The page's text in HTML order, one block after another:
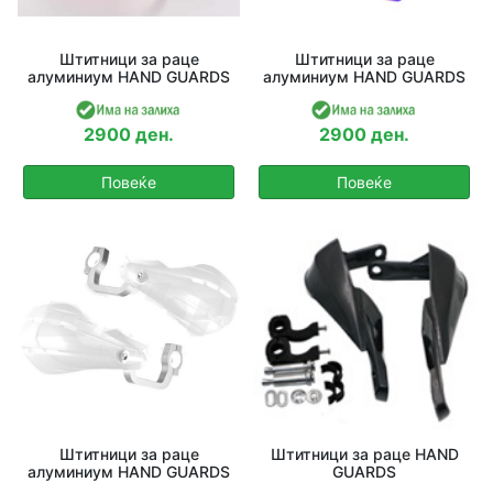
Штитници за раце
алуминиум HAND GUARDS
2900 ден.
Повеќе
Штитници за раце
алуминиум HAND GUARDS
2900 ден.
Повеќе
Штитници за раце
алуминиум HAND GUARDS
Штитници за раце HAND
GUARDS